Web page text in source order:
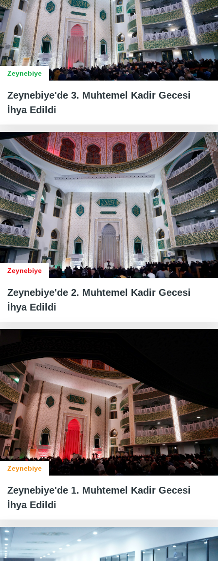
Zeynebiye
Zeynebiye'de 3. Muhtemel Kadir Gecesi
İhya Edildi
Zeynebiye
Zeynebiye'de 2. Muhtemel Kadir Gecesi
İhya Edildi
Zeynebiye
Zeynebiye'de 1. Muhtemel Kadir Gecesi
İhya Edildi